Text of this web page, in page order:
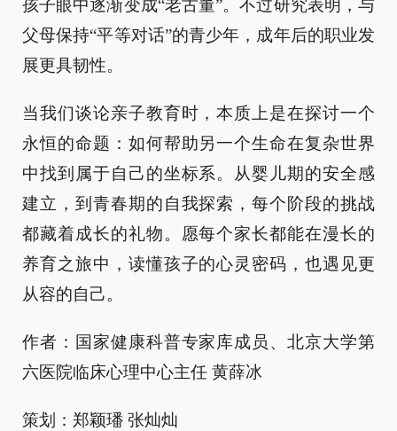
孩子眼中逐渐变成“老古董”。不过研究表明，与
父母保持“平等对话”的青少年，成年后的职业发
展更具韧性。
当我们谈论亲子教育时，本质上是在探讨一个
永恒的命题：如何帮助另一个生命在复杂世界
中找到属于自己的坐标系。从婴儿期的安全感
建立，到青春期的自我探索，每个阶段的挑战
都藏着成长的礼物。愿每个家长都能在漫长的
养育之旅中，读懂孩子的心灵密码，也遇见更
从容的自己。
作者：国家健康科普专家库成员、北京大学第
六医院临床心理中心主任 黄薛冰
策划：郑颖璠 张灿灿